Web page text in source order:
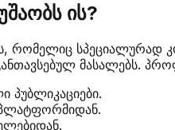
ის?
სპეციალურად
მასალებს.
პუბლიკაციები.
პლატფორმიდან.